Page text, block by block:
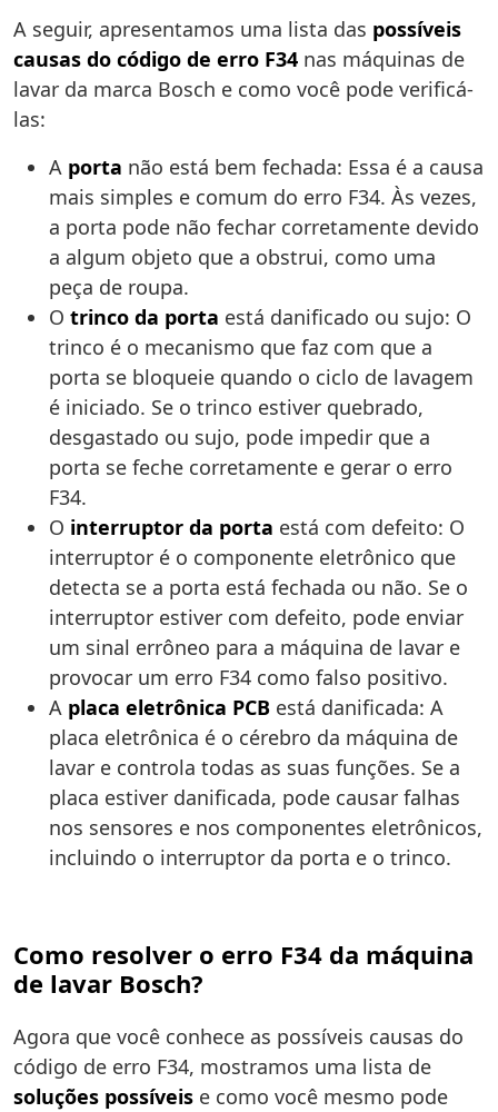
A seguir, apresentamos uma lista das possíveis
causas do código de erro F34 nas máquinas de
lavar da marca Bosch e como você pode verificá-
las:
A porta não está bem fechada: Essa é a causa
mais simples e comum do erro F34. Às vezes,
a porta pode não fechar corretamente devido
a algum objeto que a obstrui, como uma
peça de roupa.
O trinco da porta está danificado ou sujo: O
trinco é o mecanismo que faz com que a
porta se bloqueie quando o ciclo de lavagem
é iniciado. Se o trinco estiver quebrado,
desgastado ou sujo, pode impedir que a
porta se feche corretamente e gerar o erro
F34.
O interruptor da porta está com defeito: O
interruptor é o componente eletrônico que
detecta se a porta está fechada ou não. Se o
interruptor estiver com defeito, pode enviar
um sinal errôneo para a máquina de lavar e
provocar um erro F34 como falso positivo.
A placa eletrônica PCB está danificada: A
placa eletrônica é o cérebro da máquina de
lavar e controla todas as suas funções. Se a
placa estiver danificada, pode causar falhas
nos sensores e nos componentes eletrônicos,
incluindo o interruptor da porta e o trinco.
Como resolver o erro F34 da máquina
de lavar Bosch?
Agora que você conhece as possíveis causas do
código de erro F34, mostramos uma lista de
soluções possíveis e como você mesmo pode